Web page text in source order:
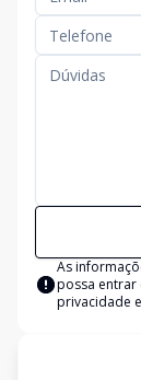
As
possa entrar
privacidade